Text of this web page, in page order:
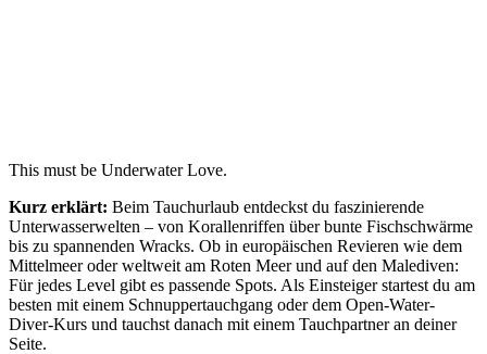
This must be Underwater Love.
Kurz erklärt: Beim Tauchurlaub entdeckst du faszinierende
Unterwasserwelten – von Korallenriffen über bunte Fischschwärme
bis zu spannenden Wracks. Ob in europäischen Revieren wie dem
Mittelmeer oder weltweit am Roten Meer und auf den Malediven:
Für jedes Level gibt es passende Spots. Als Einsteiger startest du am
besten mit einem Schnuppertauchgang oder dem Open-Water-
Diver-Kurs und tauchst danach mit einem Tauchpartner an deiner
Seite.